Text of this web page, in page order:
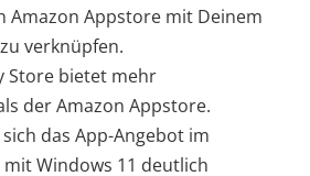
Amazon Appstore mit Deinem
verknüpfen.
Store bietet mehr
der Amazon Appstore.
das App-Angebot im
Windows 11 deutlich